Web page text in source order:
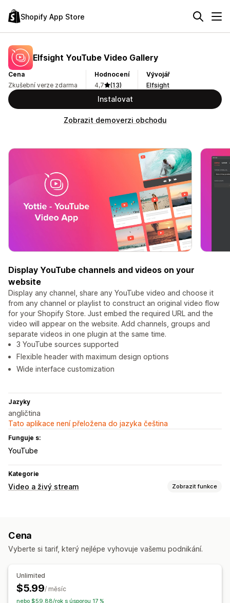
Shopify App Store
Elfsight YouTube Video Gallery
Cena
Zkušební verze zdarma
Hodnocení
4,7
(13)
Vývojář
Elfsight
Instalovat
Zobrazit demoverzi obchodu
Display YouTube channels and videos on your
website
Display any channel, share any YouTube video and choose it
from any channel or playlist to construct an original video flow
for your Shopify Store. Just embed the required URL and the
video will appear on the website. Add channels, groups and
separate videos in one plugin at the same time.
3 YouTube sources supported
Flexible header with maximum design options
Wide interface customization
Jazyky
angličtina
Tato aplikace není přeložena do jazyka čeština
Funguje s:
YouTube
Kategorie
Video a živý stream Zobrazit funkce
Cena
Vyberte si tarif, který nejlépe vyhovuje vašemu podnikání.
Unlimited
$5.99/ měsíc
nebo $59.88/rok s úsporou 17 %